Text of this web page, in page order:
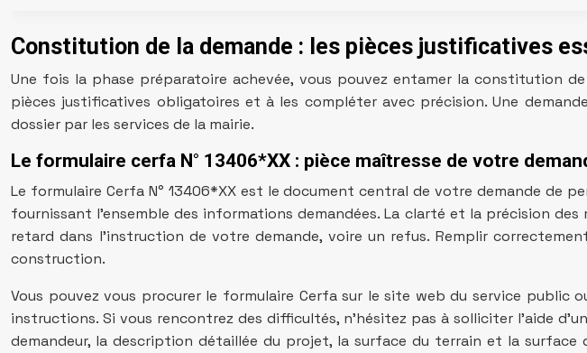
Constitution de la demande : les pièces justificatives
Une fois la phase préparatoire achevée, vous pouvez entamer la constitution
pièces justificatives obligatoires et à les compléter avec précision. Une
dossier par les services de la mairie.
Le formulaire cerfa N° 13406*XX : pièce maîtresse de votre
Le formulaire Cerfa N° 13406*XX est le document central de votre demande de
fournissant l’ensemble des informations demandées. La clarté et la précision
retard dans l’instruction de votre demande, voire un refus. Remplir
construction.
Vous pouvez vous procurer le formulaire Cerfa sur le site web du service
instructions. Si vous rencontrez des difficultés, n’hésitez pas à solliciter l’aide
demandeur, la description détaillée du projet, la surface du terrain et la